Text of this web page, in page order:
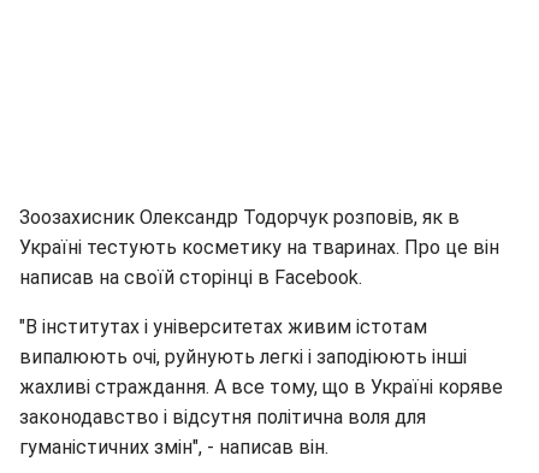
Зоозахисник Олександр Тодорчук розповів, як в
Україні тестують косметику на тваринах. Про це він
написав на своїй сторінці в Facebook.
"В інститутах і університетах живим істотам
випалюють очі, руйнують легкі і заподіюють інші
жахливі страждання. А все тому, що в Україні коряве
законодавство і відсутня політична воля для
гуманістичних змін", - написав він.